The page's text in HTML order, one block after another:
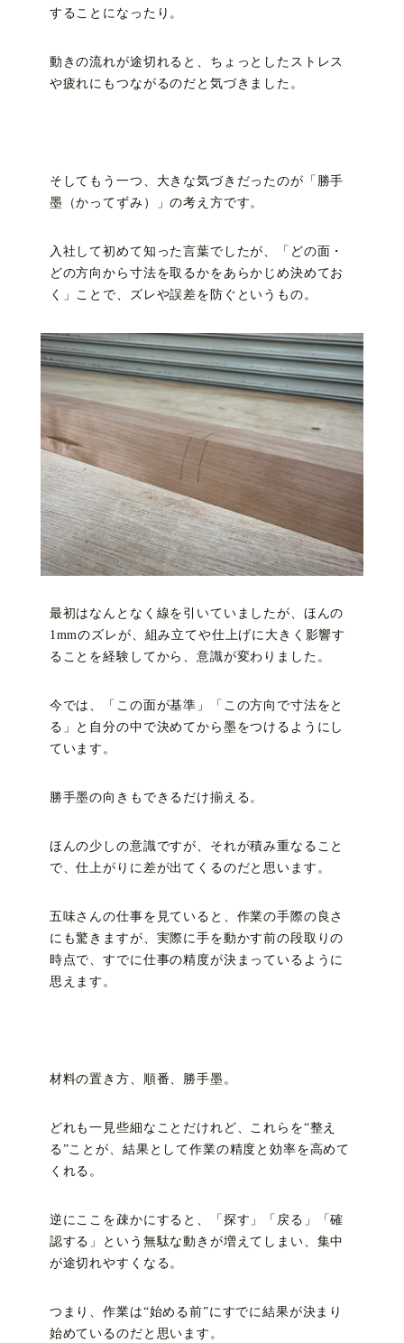
することになったり。
動きの流れが途切れると、ちょっとしたストレス
や疲れにもつながるのだと気づきました。
そしてもう一つ、大きな気づきだったのが「勝手
墨（かってずみ）」の考え方です。
入社して初めて知った言葉でしたが、「どの面・
どの方向から寸法を取るかをあらかじめ決めてお
く」ことで、ズレや誤差を防ぐというもの。
最初はなんとなく線を引いていましたが、ほんの
1mmのズレが、組み立てや仕上げに大きく影響す
ることを経験してから、意識が変わりました。
今では、「この面が基準」「この方向で寸法をと
る」と自分の中で決めてから墨をつけるようにし
ています。
勝手墨の向きもできるだけ揃える。
ほんの少しの意識ですが、それが積み重なること
で、仕上がりに差が出てくるのだと思います。
五味さんの仕事を見ていると、作業の手際の良さ
にも驚きますが、実際に手を動かす前の段取りの
時点で、すでに仕事の精度が決まっているように
思えます。
材料の置き方、順番、勝手墨。
どれも一見些細なことだけれど、これらを“整え
る”ことが、結果として作業の精度と効率を高めて
くれる。
逆にここを疎かにすると、「探す」「戻る」「確
認する」という無駄な動きが増えてしまい、集中
が途切れやすくなる。
つまり、作業は“始める前”にすでに結果が決まり
始めているのだと思います。